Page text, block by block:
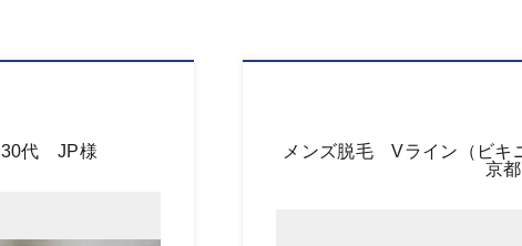
代 JP様
メンズ脱毛 Vライン（ビキ
京